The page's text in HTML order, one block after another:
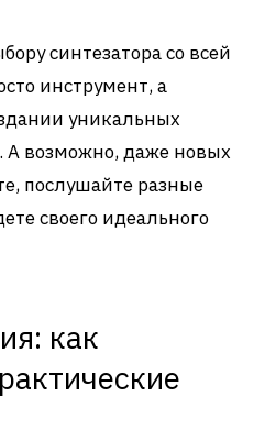
синтезатора со всей
инструмент, а
уникальных
возможно, даже новых
послушайте разные
своего идеального
как